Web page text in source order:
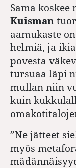
Sama koskee
Kuisman
aamukaste
helmiä, ja
povesta
tursuaa läpi
mullan niin
kuin
”Ne jätteet
myös